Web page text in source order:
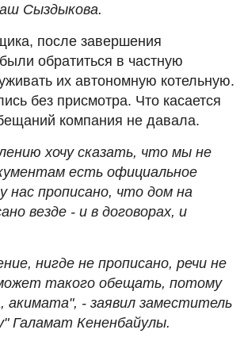
Сыздыкова.
после завершения
обратиться в частную
их автономную котельную.
без присмотра. Что касается
компания не давала.
хочу сказать, что мы не
есть официальное
нас прописано, что дом на
везде - и в договорах, и
нигде не прописано, речи не
такого обещать, потому
- заявил заместитель
Галамат Кененбайулы.